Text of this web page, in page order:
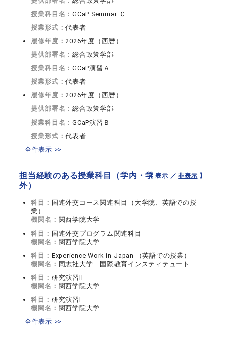
授業科目名：GCaP Seminar Ｃ
授業形式：代表者
履修年度：2026年度（西暦）
提供部署名：総合政策学部
授業科目名：GCaP演習Ａ
授業形式：代表者
履修年度：2026年度（西暦）
提供部署名：総合政策学部
授業科目名：GCaP演習Ｂ
授業形式：代表者
全件表示 >>
担当経験のある授業科目（学内・学
外）
【 表示 ／非表示 】
科目： 国連外交コース関連科目（大学院、英語での授
業）
機関名： 関西学院大学
科目： 国連外交プログラム関連科目
機関名： 関西学院大学
科目： Experience Work in Japan （英語での授業）
機関名： 同志社大学 国際教育インスティテュート
科目： 研究演習II
機関名： 関西学院大学
科目： 研究演習I
機関名： 関西学院大学
全件表示 >>